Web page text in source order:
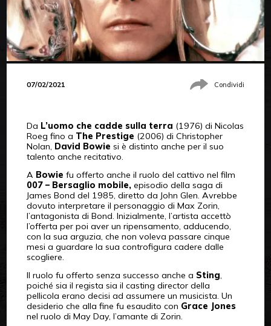
07/02/2021 Condividi
Da L’uomo che cadde sulla terra (1976) di Nicolas
Roeg fino a The Prestige (2006) di Christopher
Nolan, David Bowie si è distinto anche per il suo
talento anche recitativo.
A Bowie fu offerto anche il ruolo del cattivo nel film
007 – Bersaglio mobile,episodio della saga di
James Bond del 1985, diretto da John Glen. Avrebbe
dovuto interpretare il personaggio di Max Zorin,
l’antagonista di Bond. Inizialmente, l’artista accettò
l’offerta per poi aver un ripensamento, adducendo,
con la sua arguzia, che non voleva passare cinque
mesi a guardare la sua controfigura cadere dalle
scogliere.
Il ruolo fu offerto senza successo anche a Sting,
poiché sia il regista sia il casting director della
pellicola erano decisi ad assumere un musicista. Un
desiderio che alla fine fu esaudito con Grace Jones
nel ruolo di May Day, l’amante di Zorin.